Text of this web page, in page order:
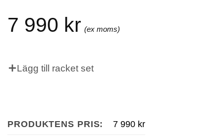
7 990 kr
Lägg till racket set
PRODUKTENS PRIS: 7 990 kr